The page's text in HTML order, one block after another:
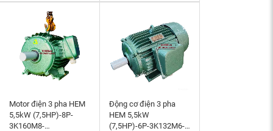
Motor điện 3 pha HEM
5,5kW (7,5HP)-8P-
3K160M8-
Động cơ điện 3 pha
HEM 5,5kW
(7,5HP)-6P-3K132M6-